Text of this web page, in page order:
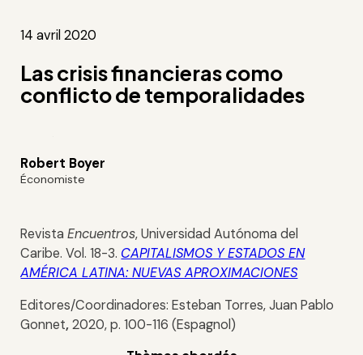
14 avril 2020
Las crisis financieras como
conflicto de temporalidades
Robert Boyer
Économiste
RevistaEncuentros, Universidad Autónoma del
Caribe. Vol. 18-3. CAPITALISMOS Y ESTADOS EN
AMÉRICA LATINA: NUEVAS APROXIMACIONES
Editores/Coordinadores: Esteban Torres, Juan Pablo
Gonnet,2020, p. 100-116 (Espagnol)